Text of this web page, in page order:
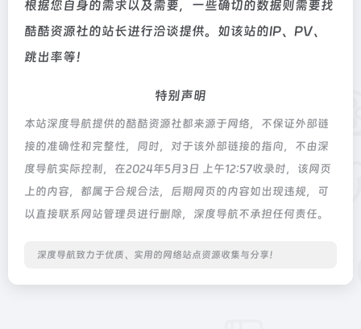
根据您自身的需求以及需要，一些确切的数据则需要找
酷酷资源社的站长进行洽谈提供。如该站的IP、PV、
跳出率等！
特别声明
本站深度导航提供的酷酷资源社都来源于网络，不保证外部链
接的准确性和完整性，同时，对于该外部链接的指向，不由深
度导航实际控制，在2024年5月3日 上午12:57收录时，该网页
上的内容，都属于合规合法，后期网页的内容如出现违规，可
以直接联系网站管理员进行删除，深度导航不承担任何责任。
深度导航致力于优质、实用的网络站点资源收集与分享！